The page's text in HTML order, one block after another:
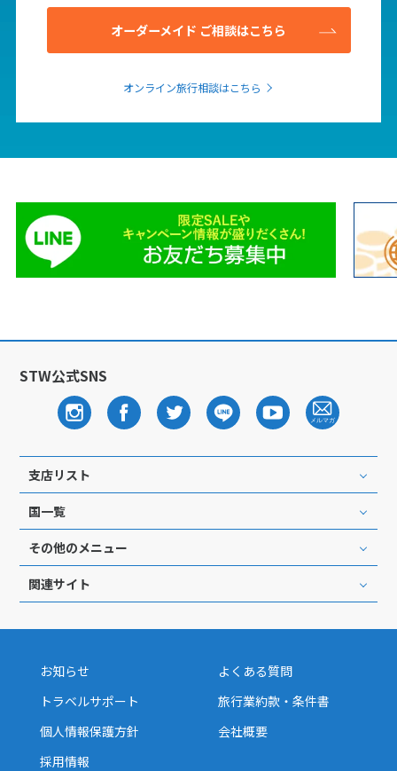
オーダーメイド ご相談はこちら
オンライン旅行相談はこちら
STW公式SNS
支店リスト
国一覧
その他のメニュー
関連サイト
お知らせ
よくある質問
トラベルサポート
旅行業約款・条件書
個人情報保護方針
会社概要
採用情報